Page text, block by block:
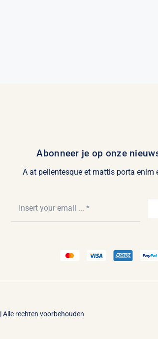
Abonneer je op onze
A at pellentesque et mattis porta enim
| Alle rechten voorbehouden